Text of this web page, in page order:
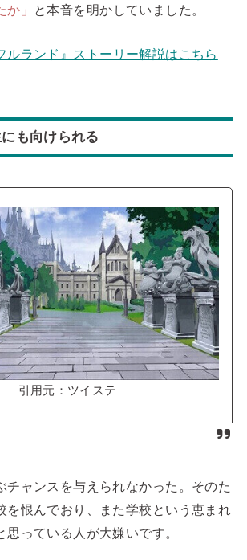
」
と本音を明かしていました。
ルランド』ストーリー解説はこちら
も向けられる
引用元：ツイステ
チャンスを与えられなかった。そのた
を恨んでおり、また学校という恵まれ
思っている人が大嫌いです。